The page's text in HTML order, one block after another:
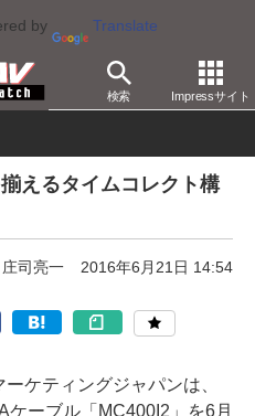
by Translate
検索 Impressサイト
えるタイムコレクト構
庄司亮一 2016年6月21日 14:54
ケティングジャパンは、
ーブル「MC400I2」を6月